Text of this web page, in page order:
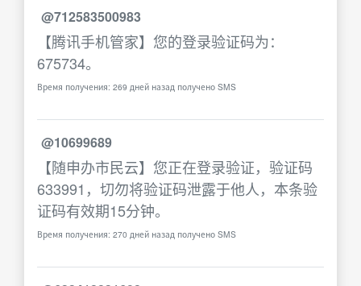
@712583500983
【腾讯手机管家】您的登录验证码为：
675734。
Время получения: 269 дней назад получено SMS
@10699689
【随申办市民云】您正在登录验证，验证码
633991，切勿将验证码泄露于他人，本条验
证码有效期15分钟。
Время получения: 270 дней назад получено SMS